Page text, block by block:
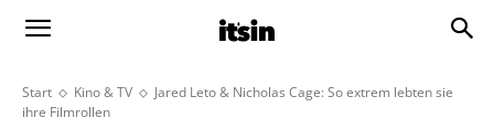
Start Kino & TV
Jared Leto & Nicholas Cage: So extrem lebten sie
ihre Filmrollen